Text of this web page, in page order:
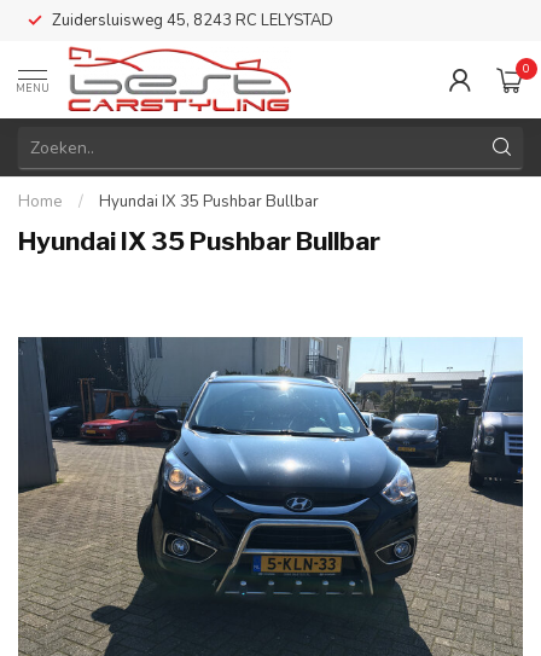
Zuidersluisweg 45, 8243 RC LELYSTAD
MENU
0
Home / Hyundai IX 35 Pushbar Bullbar
Hyundai IX 35 Pushbar Bullbar